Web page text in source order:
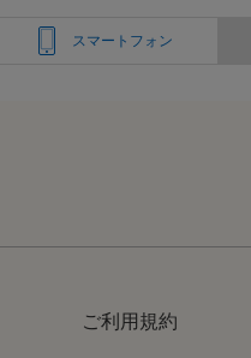
スマートフォン
ご利用規約